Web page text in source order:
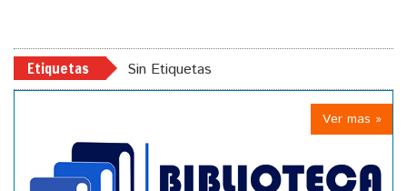
Etiquetas Sin Etiquetas
Ver mas »